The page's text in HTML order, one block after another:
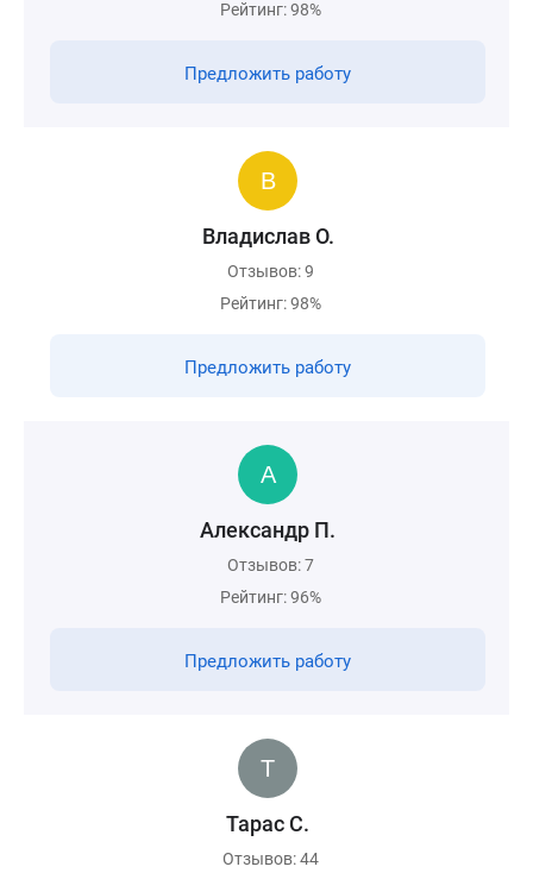
Рейтинг: 98%
Предложить работу
Владислав О.
Отзывов: 9
Рейтинг: 98%
Предложить работу
Александр П.
Отзывов: 7
Рейтинг: 96%
Предложить работу
Тарас С.
Отзывов: 44